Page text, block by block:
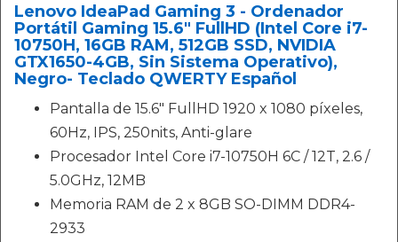
Lenovo IdeaPad Gaming 3 - Ordenador
Portátil Gaming 15.6" FullHD (Intel Core i7-
10750H, 16GB RAM, 512GB SSD, NVIDIA
GTX1650-4GB, Sin Sistema Operativo),
Negro- Teclado QWERTY Español
Pantalla de 15.6" FullHD 1920 x 1080 píxeles,
60Hz, IPS, 250nits, Anti-glare
Procesador Intel Core i7-10750H 6C / 12T, 2.6 /
5.0GHz, 12MB
Memoria RAM de 2 x 8GB SO-DIMM DDR4-
2933